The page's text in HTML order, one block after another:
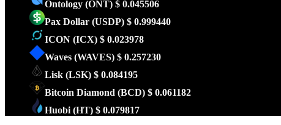
Ontology (ONT) $ 0.045506
Pax Dollar (USDP) $ 0.999440
ICON (ICX) $ 0.023978
Waves (WAVES) $ 0.257230
Lisk (LSK) $ 0.084195
Bitcoin Diamond (BCD) $ 0.061182
Huobi (HT) $ 0.079817